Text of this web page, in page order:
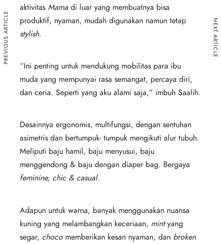
aktivitas Mamadi luar yang membuatnya bisa
produktif, nyaman, mudah digunakan namun tetap
stylish.
“Ini penting untuk mendukung mobilitas para ibu
muda yang mempunyai rasa semangat, percaya diri,
dan ceria. Seperti yang aku alami saja,” imbuh Saalih.
Desainnya ergonomis, multifungsi, dengan sentuhan
asimetris dan bertumpuk- tumpuk mengikuti alur tubuh.
Meliputi baju hamil, baju menyusui, baju
menggendong & baju dengan diaper bag. Bergaya
feminine, chic & casual.
Adapun untuk warna, banyak menggunakan nuansa
kuning yang melambangkan keceriaan, mintyang
segar, chocomemberikan kesan nyaman, dan broken
PREVIOUS ARTICLE NEXT ARTICLE